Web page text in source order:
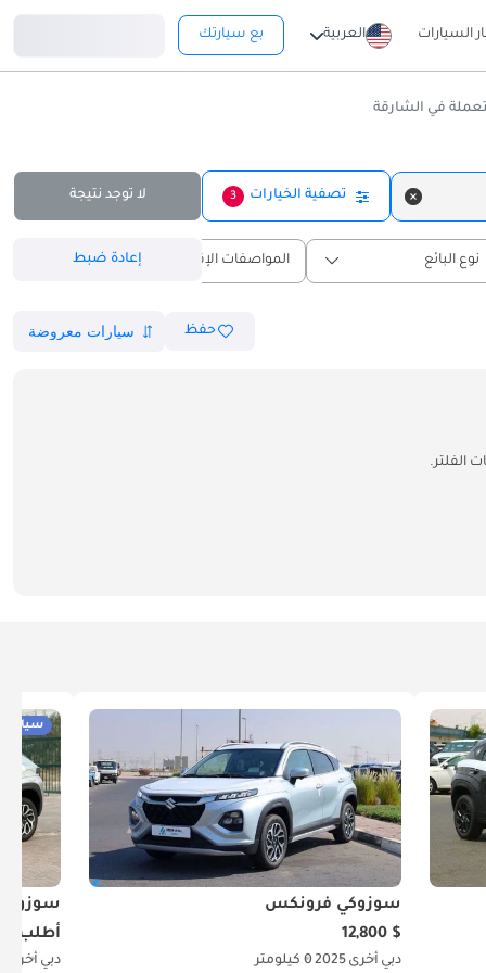
السيارات العربية بع سيارتك
في الشارقة
تصفية الخيارات 3 لا توجد نتيجة
نوع البائع المواصفات الإقليمية إعادة ضبط
حفظ
الفلتر.
سوزوكي فرونكس
$ 12,800
دبي أخرى 20250 كيلومتر
أطلب
دبي أخرى